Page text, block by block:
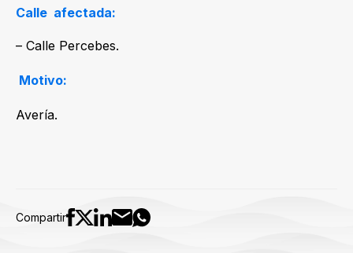
Calle afectada:
– Calle Percebes.
Motivo:
Avería.
Compartir